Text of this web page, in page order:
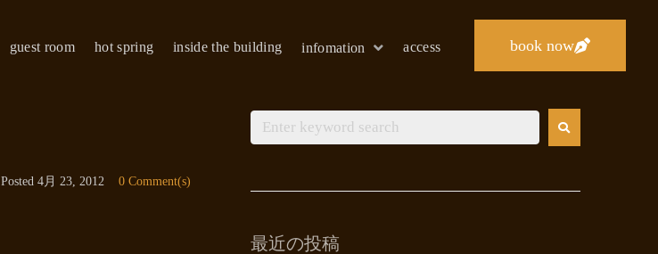
guest room hot spring inside the building infomation access book now
Posted 4月 23, 2012 0 Comment(s)
最近の投稿